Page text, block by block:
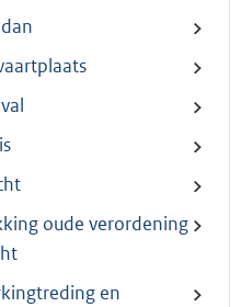
oude verordening
en